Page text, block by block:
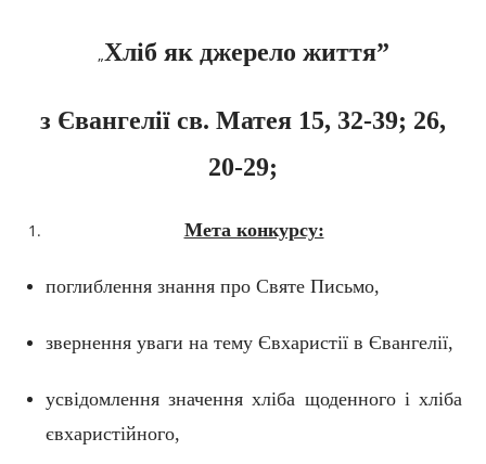
„Хліб як джерело життя”
з Євангелії св. Матея 15, 32-39; 26,
20-29;
Мета конкурсу:
поглиблення знання про Святе Письмо,
звернення уваги на тему Євхаристії в Євангелії,
усвідомлення значення хліба щоденного і хліба
євхаристійного,